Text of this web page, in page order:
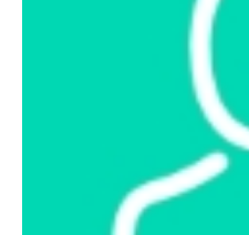
Интернет-магазин
Интернет-витрина
Арестованное имущество
Реестр несостоявшихся
Реестр переоценок
Государственное